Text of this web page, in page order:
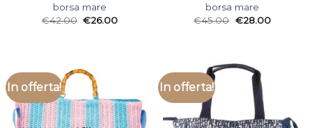
borsa mare
€42.00 €26.00
borsa mare
€45.00 €28.00
In offerta! In offerta!